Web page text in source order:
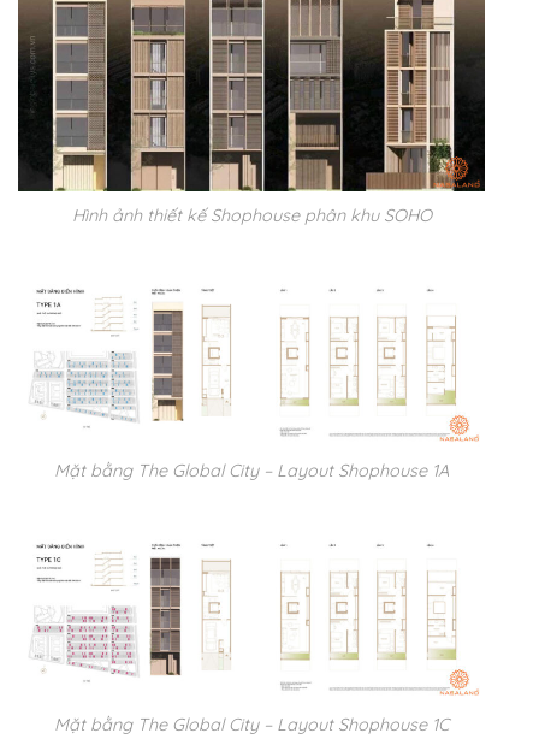
Hình ảnh thiết kế Shophouse phân khu SOHO
Mặt bằng The Global City – Layout Shophouse 1A
Mặt bằng The Global City – Layout Shophouse 1C